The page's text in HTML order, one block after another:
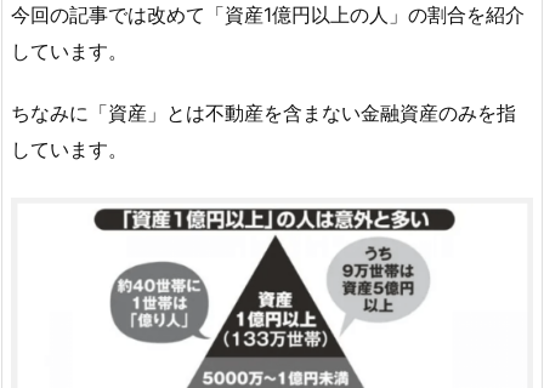
今回の記事では改めて「資産1億円以上の人」の割合を紹介
しています。
ちなみに「資産」とは不動産を含まない金融資産のみを指
しています。